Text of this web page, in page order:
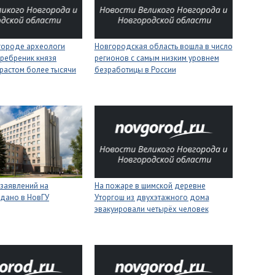
археологи
князя
более тысячи
Новгородская область вошла в число
регионов с самым низким уровнем
безработицы в России
на
в НовГУ
На пожаре в шимской деревне
Уторгош из двухэтажного дома
эвакуировали четырёх человек